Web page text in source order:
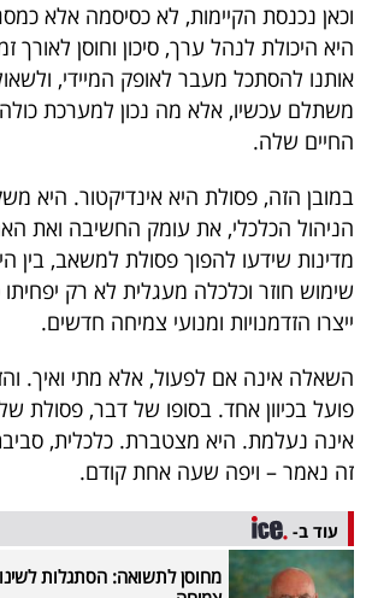
וכאן נכנסת הקיימות, לא כסיסמה אלא
היא היכולת לנהל ערך, סיכון וחוסן לאורך
אותנו להסתכל מעבר לאופק המיידי,
משתלם עכשיו, אלא מה נכון למערכת
החיים שלה.
במובן הזה, פסולת היא אינדיקטור. היא
הניהול הכלכלי, את עומק החשיבה ואת
מדינות שידעו להפוך פסולת למשאב, בין
שימוש חוזר וכלכלה מעגלית לא רק יפחיתו
ייצרו הזדמנויות ומנועי צמיחה חדשים.
השאלה אינה אם לפעול, אלא מתי ואיך.
פועל בכיוון אחד. בסופו של דבר, פסולת
אינה נעלמת. היא מצטברת. כלכלית,
זה נאמר – ויפה שעה אחת קודם.
עוד ב-
מחוסן לתשואה: הסתגלות